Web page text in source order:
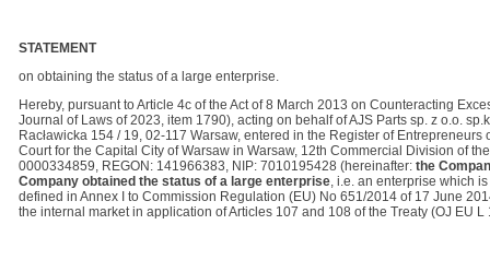
STATEMENT
on obtaining the status of a large enterprise.
Hereby, pursuant to Article 4c of the Act of 8 March 2013 on Counteracting
Journal of Laws of 2023, item 1790), acting on behalf of AJS Parts sp. z o.o.
Racławicka 154 / 19, 02-117 Warsaw, entered in the Register of
Court for the Capital City of Warsaw in Warsaw, 12th Commercial Division of
0000334859, REGON: 141966383, NIP: 7010195428 (hereinafter: the
Company obtained the status of a large enterprise, i.e. an enterprise which
defined in Annex I to Commission Regulation (EU) No 651/2014 of 17 June
the internal market in application of Articles 107 and 108 of the Treaty (OJ EU